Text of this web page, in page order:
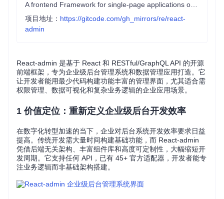
项目地址： https://gitcode.com/gh_mirrors/re/react-
admin
React-admin 是基于 React 和 RESTful/GraphQL API 的开源
前端框架，专为企业级后台管理系统和数据管理应用打造。它
让开发者能用最少代码构建功能丰富的管理界面，尤其适合需
权限管理、数据可视化和复杂业务逻辑的企业应用场景。
1 价值定位：重新定义企业级后台开发效率
在数字化转型加速的当下，企业对后台系统开发效率要求日益
提高。传统开发需大量时间构建基础功能，而 React-admin
凭借后端无关架构、丰富组件库和高度可定制性，大幅缩短开
发周期。它支持任何 API，已有 45+ 官方适配器，开发者能专
注业务逻辑而非基础架构搭建。